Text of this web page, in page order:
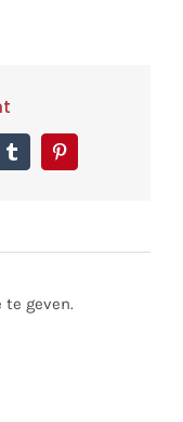
TumblrPinterest
geven.